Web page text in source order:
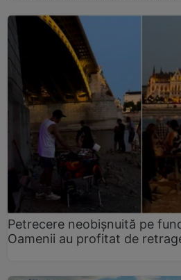
Petrecere neobișnuită pe
Oamenii au profitat de